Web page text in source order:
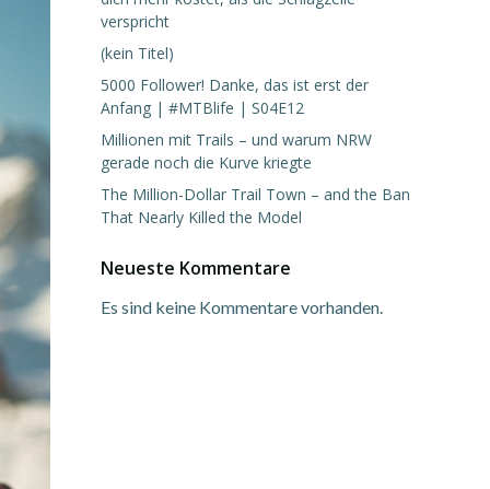
verspricht
(kein Titel)
5000 Follower! Danke, das ist erst der
Anfang | #MTBlife | S04E12
Millionen mit Trails – und warum NRW
gerade noch die Kurve kriegte
The Million-Dollar Trail Town – and the Ban
That Nearly Killed the Model
Neueste Kommentare
Es sind keine Kommentare vorhanden.